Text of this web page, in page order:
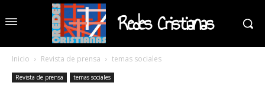
Redes Cristianas
Inicio Revista de prensa temas sociales
Revista de prensa temas sociales